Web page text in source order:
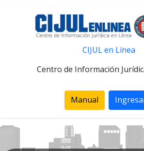
CIJUL en Línea
Centro de Información
Manual